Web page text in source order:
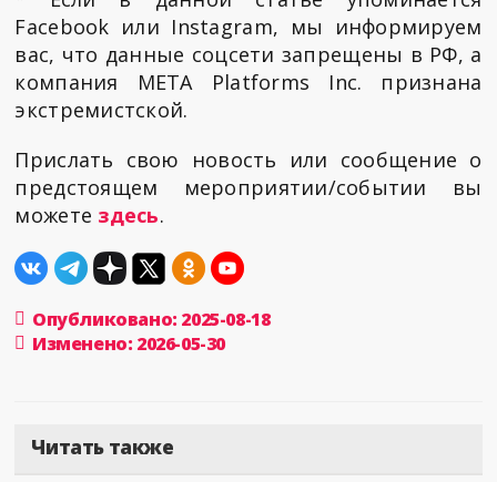
Facebook или Instagram, мы информируем
вас, что данные соцсети запрещены в РФ, а
компания META Platforms Inc. признана
экстремистской.
Прислать свою новость или сообщение о
предстоящем мероприятии/событии вы
можете здесь.
Опубликовано: 2025-08-18
Изменено: 2026-05-30
Читать также